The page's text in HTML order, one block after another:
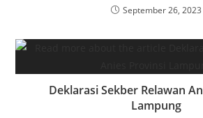
September 26, 2023
Deklarasi Sekber Relawan
Lampung